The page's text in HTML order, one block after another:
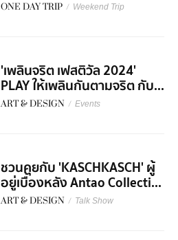
ONE DAY TRIP / Weekend Trip
'เพลินจริต เฟสติวัล 2024'
PLAY ให้เพลินกันตามจริต กับ...
ART & DESIGN / Events
ชวนคุยกับ 'KASCHKASCH' ผู้
อยู่เบื้องหลัง Antao Collecti...
ART & DESIGN / Talk Show